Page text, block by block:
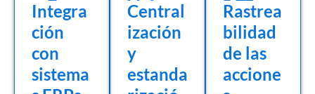
Integra
ción
con
sistema
Central
ización
y
estanda
Rastrea
bilidad
de las
accione